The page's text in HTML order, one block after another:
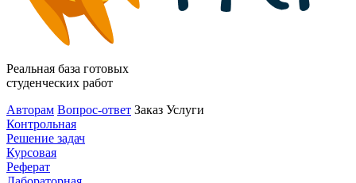
Реальная база готовых
студенческих работ
Авторам Вопрос-ответ Заказ Услуги
Контрольная
Решение задач
Курсовая
Реферат